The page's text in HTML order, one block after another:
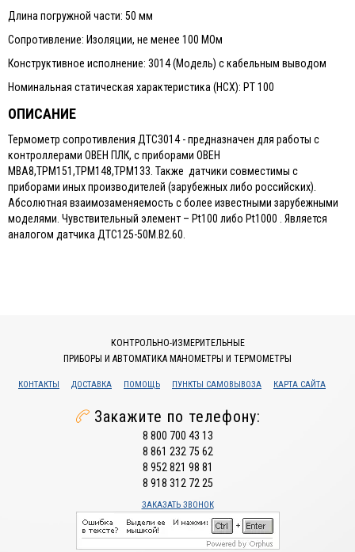
Длина погружной части: 50 мм
Сопротивление: Изоляции, не менее 100 МОм
Конструктивное исполнение: 3014 (Модель) с кабельным выводом
Номинальная статическая характеристика (НСХ): PТ 100
ОПИСАНИЕ
Термометр сопротивления ДТС3014 - предназначен для работы с
контроллерами ОВЕН ПЛК, с приборами ОВЕН
МВА8,ТРМ151,ТРМ148,ТРМ133. Также датчики совместимы с
приборами иных производителей (зарубежных либо российских).
Абсолютная взаимозаменяемость с более известными зарубежными
моделями. Чувствительный элемент – Pt100 либо Pt1000 . Является
аналогом датчика ДТС125-50М.В2.60.
КОНТРОЛЬНО-ИЗМЕРИТЕЛЬНЫЕ
ПРИБОРЫ И АВТОМАТИКА МАНОМЕТРЫ И ТЕРМОМЕТРЫ
КОНТАКТЫ ДОСТАВКА ПОМОЩЬ ПУНКТЫ САМОВЫВОЗА КАРТА САЙТА
Закажите по телефону:
8 800 700 43 13
8 861 232 75 62
8 952 821 98 81
8 918 312 72 25
ЗАКАЗАТЬ ЗВОНОК